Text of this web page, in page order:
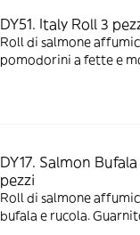
DY51. Italy Roll 3
Roll di salmone
pomodorini a fette e
DY17. Salmon Bufala
pezzi
Roll di salmone
bufala e rucola.